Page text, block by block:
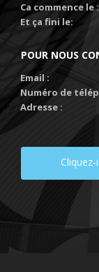
Ca commence le :
Et ça fini le:
POUR NOUS
Email :
Numéro de
Adresse :